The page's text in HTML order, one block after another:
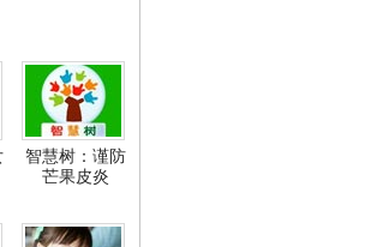
智慧树：谨防
芒果皮炎